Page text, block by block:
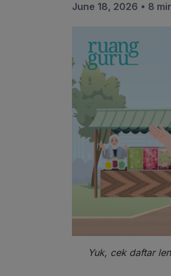
June 18, 2026 • 8
Yuk, cek daftar